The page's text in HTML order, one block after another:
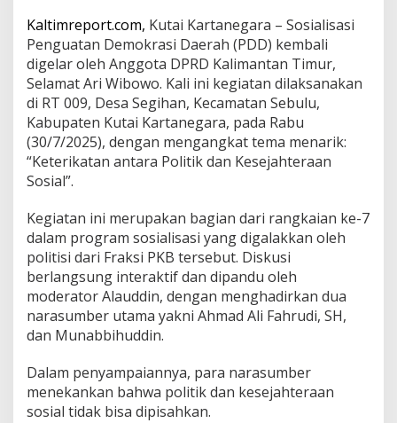
h
a
m
i
K
e
t
e
r
i
t
a
n
P
o
i
k
d
Kaltimreport.com, Kutai Kartanegara – Sosialisasi
Penguatan Demokrasi Daerah (PDD) kembali
digelar oleh Anggota DPRD Kalimantan Timur,
Selamat Ari Wibowo. Kali ini kegiatan dilaksanakan
di RT 009, Desa Segihan, Kecamatan Sebulu,
Kabupaten Kutai Kartanegara, pada Rabu
(30/7/2025), dengan mengangkat tema menarik:
“Keterikatan antara Politik dan Kesejahteraan
Sosial”.
Kegiatan ini merupakan bagian dari rangkaian ke-7
dalam program sosialisasi yang digalakkan oleh
politisi dari Fraksi PKB tersebut. Diskusi
berlangsung interaktif dan dipandu oleh
moderator Alauddin, dengan menghadirkan dua
narasumber utama yakni Ahmad Ali Fahrudi, SH,
dan Munabbihuddin.
Dalam penyampaiannya, para narasumber
menekankan bahwa politik dan kesejahteraan
sosial tidak bisa dipisahkan.